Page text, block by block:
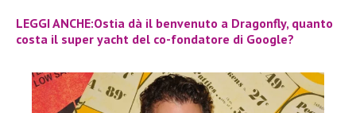
LEGGI ANCHE:Ostia dà il benvenuto a Dragonfly, quanto
costa il super yacht del co-fondatore di Google?